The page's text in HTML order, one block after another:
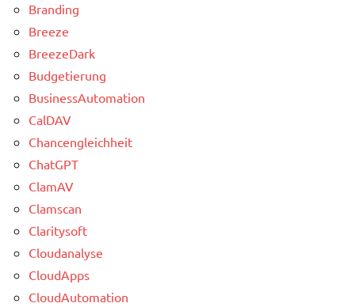
Branding
Breeze
BreezeDark
Budgetierung
BusinessAutomation
CalDAV
Chancengleichheit
ChatGPT
ClamAV
Clamscan
Claritysoft
Cloudanalyse
CloudApps
CloudAutomation